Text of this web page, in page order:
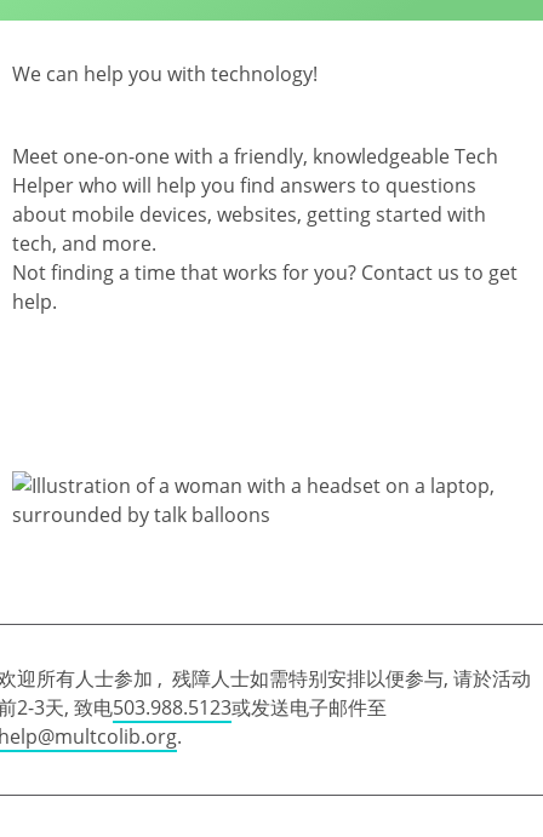
We can help you with technology!
Meet one-on-one with a friendly, knowledgeable Tech
Helper who will help you find answers to questions
about mobile devices, websites, getting started with
tech, and more.
Not finding a time that works for you? Contact us to get
help.
迎所有人士参加 , 残障人士如需特别安排以便参与, 请於活动
2-3天, 致电503.988.5123或发送电子邮件至
.